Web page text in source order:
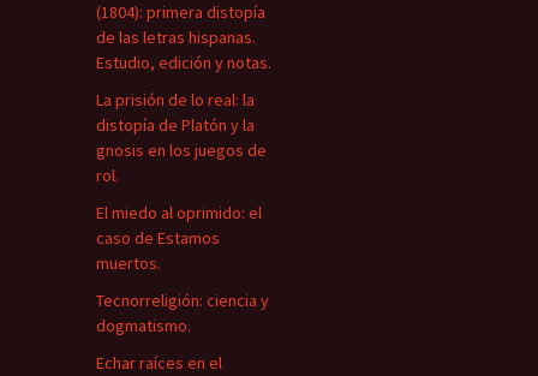
(1804): primera distopía
de las letras hispanas.
Estudio, edición y notas.
La prisión de lo real: la
distopía de Platón y la
gnosis en los juegos de
rol.
El miedo al oprimido: el
caso de Estamos
muertos.
Tecnorreligión: ciencia y
dogmatismo.
Echar raíces en el